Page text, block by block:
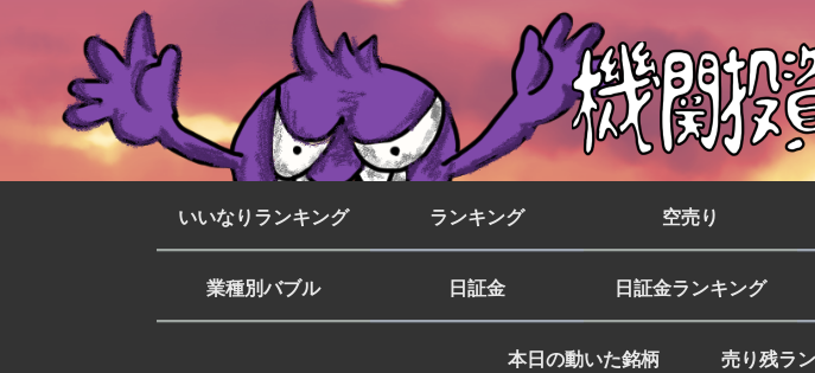
いいなりランキング ランキング 空売り
業種別バブル 日証金 日証金ランキング
本日の動いた銘柄 売り残ラ